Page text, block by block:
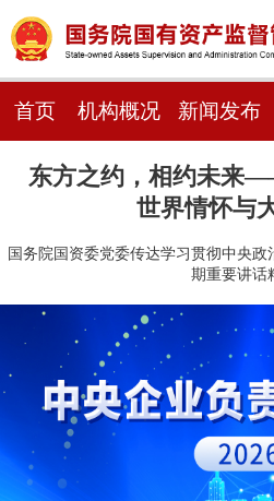
首页 机构概况 新闻发布
东方之约，相约未来
世界情怀与
国务院国资委党委传达学习贯彻中央
期重要讲话